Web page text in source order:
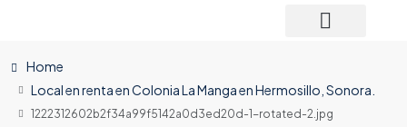
Home
Local en renta en Colonia La Manga en Hermosillo, Sonora.
1222312602b2f34a99f5142a0d3ed20d-1-rotated-2.jpg